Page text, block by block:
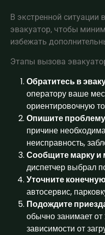
В экстренной ситуации
эвакуатор, чтобы
избежать
Этапы вызова
Обратитесь в
оператору ваше
ориентировочную
Опишите проблему
причине
неисправность,
Сообщите марку и
диспетчер выбрал
Уточните
автосервис,
Подождите
обычно занимает
зависимости от